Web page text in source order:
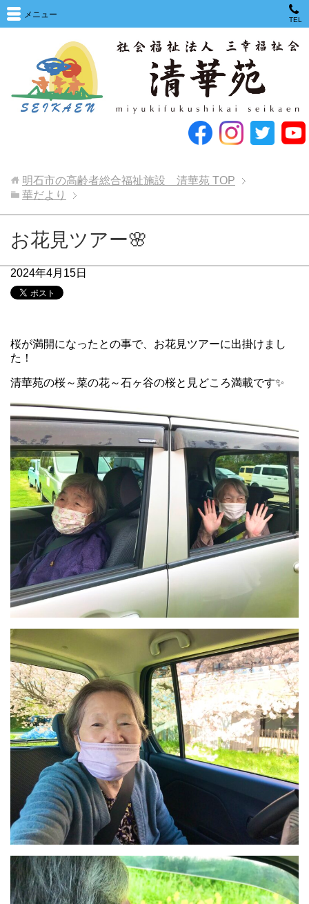
メニュー
TEL
明石市の高齢者総合福祉施設 清華苑 TOP
華だより
お花見ツアー🌸
2024年4月15日
桜が満開になったとの事で、お花見ツアーに出掛けまし
た！
清華苑の桜～菜の花～石ヶ谷の桜と見どころ満載です✨